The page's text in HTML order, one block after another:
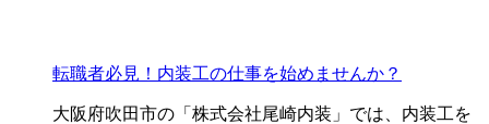
転職者必見！内装工の仕事を始めませんか？
大阪府吹田市の「株式会社尾崎内装」では、内装工を